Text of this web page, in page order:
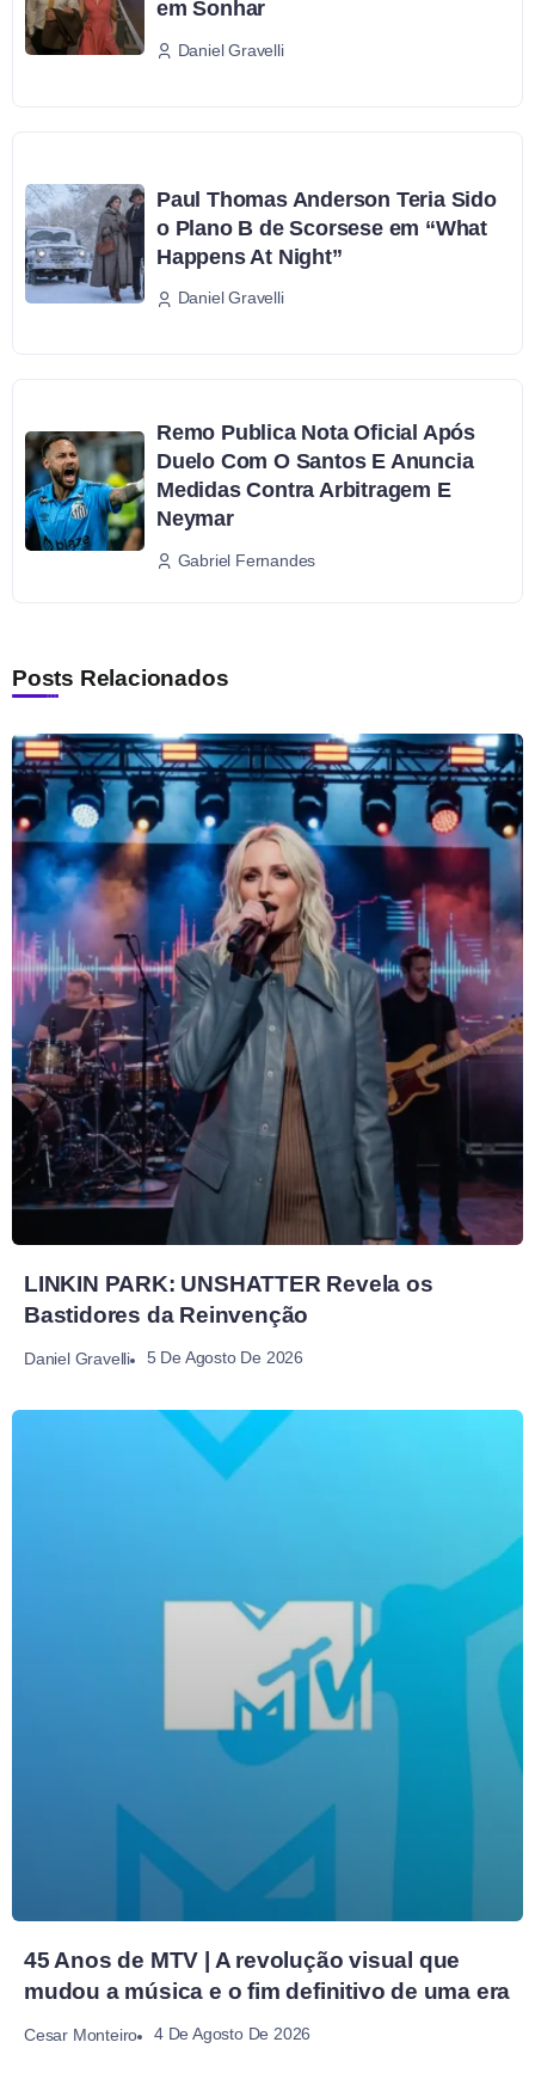
em Sonhar
Daniel Gravelli
Paul Thomas Anderson Teria Sido
o Plano B de Scorsese em “What
Happens At Night”
Daniel Gravelli
Remo Publica Nota Oficial Após
Duelo Com O Santos E Anuncia
Medidas Contra Arbitragem E
Neymar
Gabriel Fernandes
Posts Relacionados
LINKIN PARK: UNSHATTER Revela os
Bastidores da Reinvenção
Daniel Gravelli 5 De Agosto De 2026
45 Anos de MTV | A revolução visual que
mudou a música e o fim definitivo de uma era
Cesar Monteiro 4 De Agosto De 2026